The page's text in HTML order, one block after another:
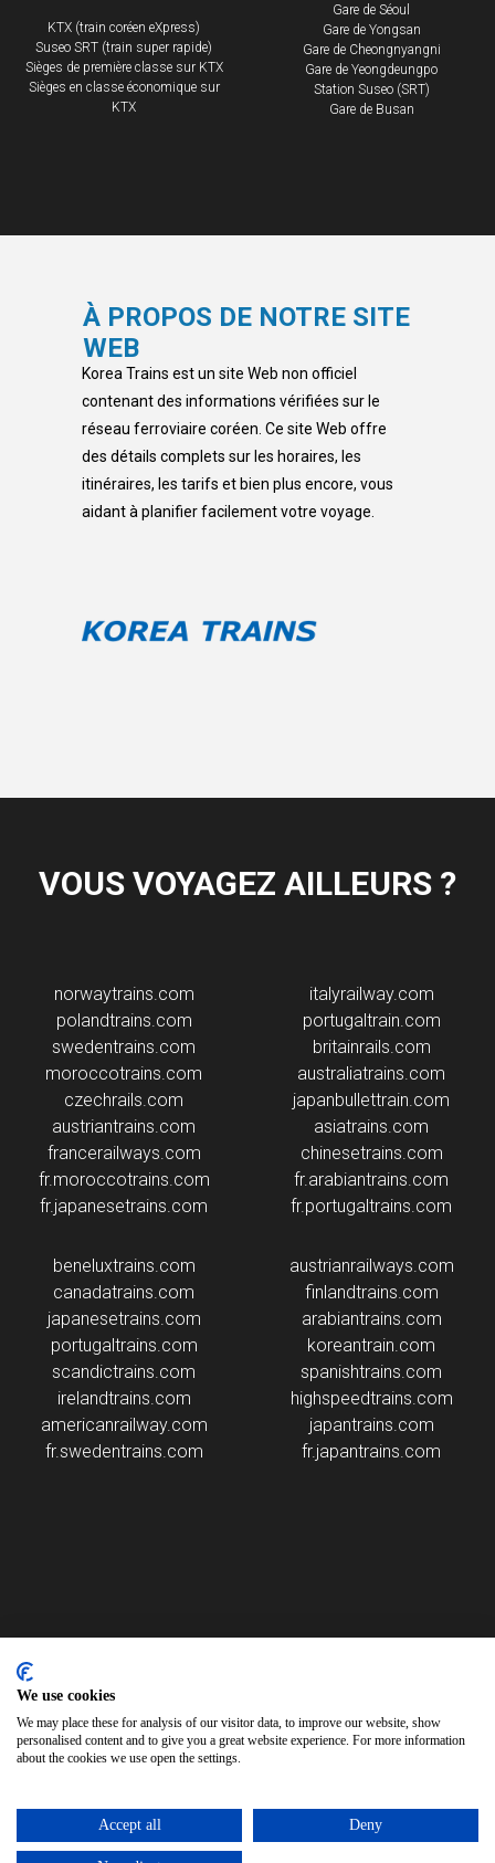
We use cookies
We may place these for analysis of our visitor data, to improve our website, show
personalised content and to give you a great website experience. For more information
about the cookies we use open the settings.
Accept all Deny
KTX (train coréen eXpress)
Suseo SRT (train super rapide)
Sièges de première classe sur KTX
​Sièges en classe économique sur
KTX
Gare de Séoul
Gare de Yongsan
Gare de Cheongnyangni
Gare de Yeongdeungpo
Station Suseo (SRT)
Gare de Busan
À PROPOS DE NOTRE SITE
WEB
Korea Trains est un site Web non officiel
contenant des informations vérifiées sur le
réseau ferroviaire coréen. Ce site Web offre
des détails complets sur les horaires, les
itinéraires, les tarifs et bien plus encore, vous
aidant à planifier facilement votre voyage.
VOUS VOYAGEZ AILLEURS ?
norwaytrains.com
polandtrains.com
swedentrains.com
moroccotrains.com
czechrails.com
austriantrains.com
francerailways.com
fr.moroccotrains.com
fr.japanesetrains.com
italyrailway.com
portugaltrain.com
britainrails.com
australiatrains.com
japanbullettrain.com
asiatrains.com
chinesetrains.com
fr.arabiantrains.com
fr.portugaltrains.com
beneluxtrains.com
canadatrains.com
japanesetrains.com
portugaltrains.com
scandictrains.com
irelandtrains.com
americanrailway.com
fr.swedentrains.com
austrianrailways.com
finlandtrains.com
arabiantrains.com
koreantrain.com
spanishtrains.com
highspeedtrains.com
japantrains.com
fr.japantrains.com
artificielle. Bien que nous nous efforcions d'assurer
l'exactitude, nous ne sommes pas responsables des
erreurs ou inexactitudes dans ces images.